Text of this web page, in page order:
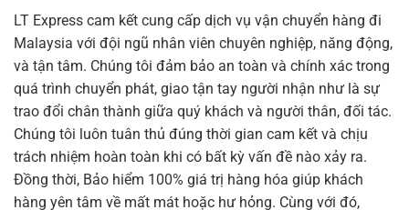
LT Express cam kết cung cấp dịch vụ vận chuyển hàng đi
Malaysia với đội ngũ nhân viên chuyên nghiệp, năng động,
và tận tâm. Chúng tôi đảm bảo an toàn và chính xác trong
quá trình chuyển phát, giao tận tay người nhận như là sự
trao đổi chân thành giữa quý khách và người thân, đối tác.
Chúng tôi luôn tuân thủ đúng thời gian cam kết và chịu
trách nhiệm hoàn toàn khi có bất kỳ vấn đề nào xảy ra.
Đồng thời, Bảo hiểm 100% giá trị hàng hóa giúp khách
hàng yên tâm về mất mát hoặc hư hỏng. Cùng với đó,